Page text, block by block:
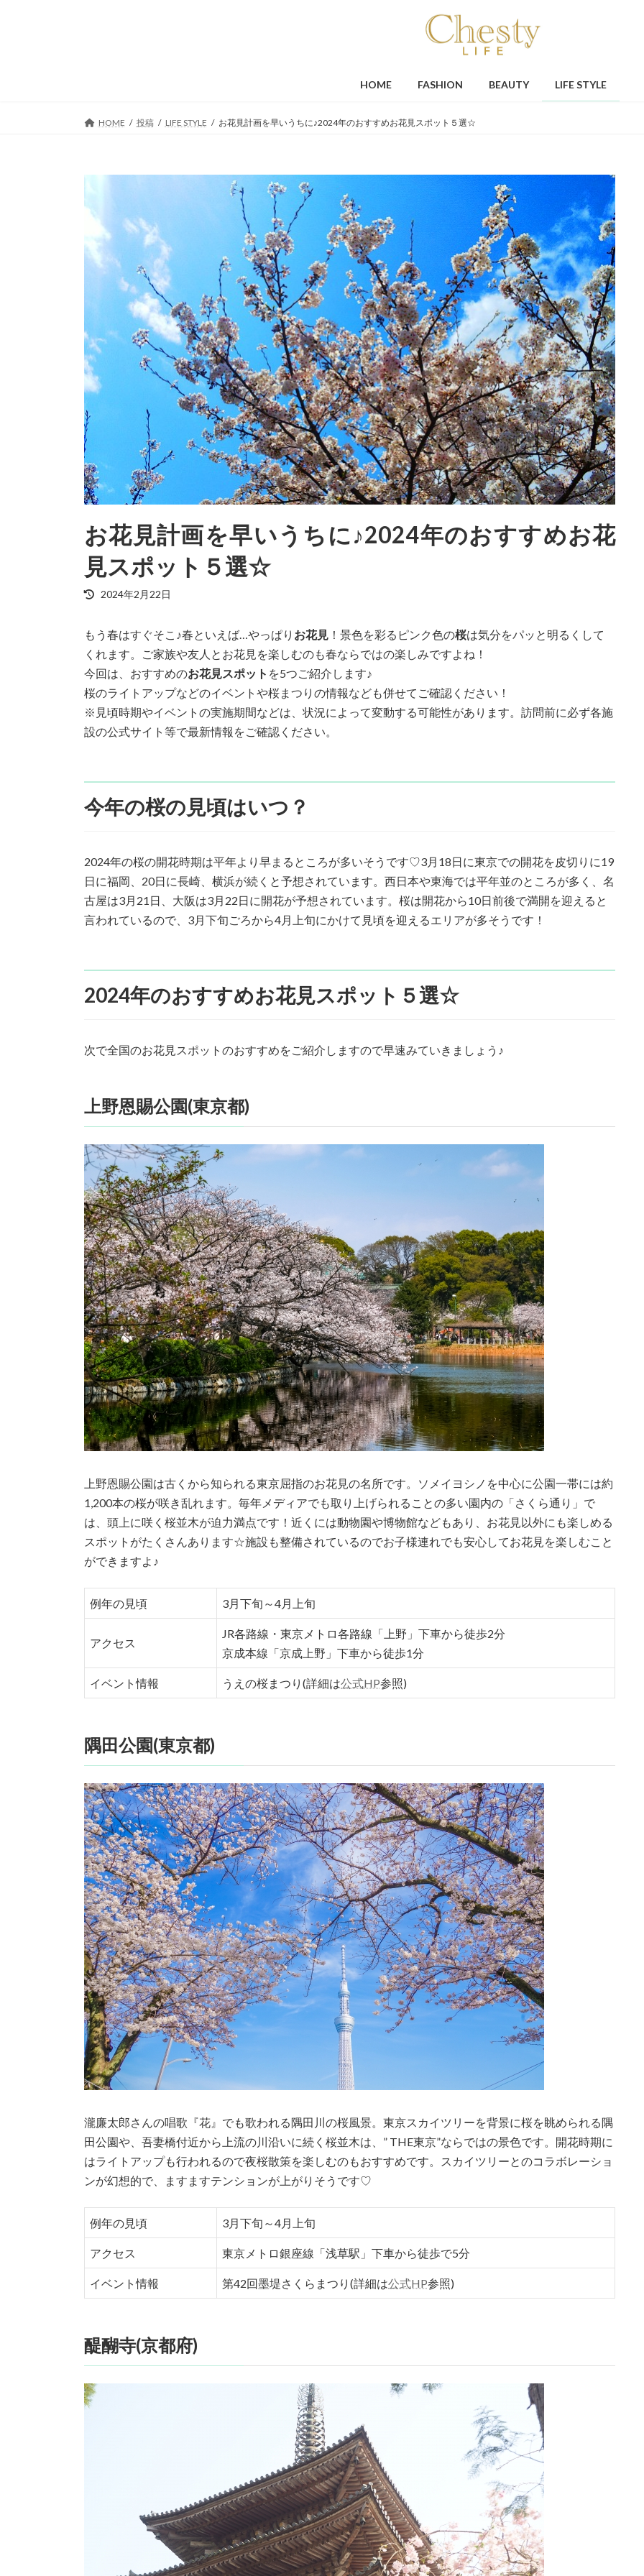
HOME FASHION BEAUTY LIFE STYLE
HOME 投稿 LIFE STYLE お花見計画を早いうちに♪2024年のおすすめお花見スポット５選☆
お花見計画を早いうちに♪2024年のおすすめお花
見スポット５選☆
最
新
日
時
:
2024年2月22日
もう春はすぐそこ♪春といえば…やっぱり お花見 ！景色を彩るピンク色の桜は気分をパッと明るくして
くれます。ご家族や友人とお花見を楽しむのも春ならではの楽しみですよね！
今回は、おすすめのお花見スポット を5つご紹介します♪
桜のライトアップなどのイベントや桜まつりの情報なども併せてご確認ください！
※見頃時期やイベントの実施期間などは、状況によって変動する可能性があります。訪問前に必ず各施
設の公式サイト等で最新情報をご確認ください。
今年の桜の見頃はいつ？
2024年の桜の開花時期は平年より早まるところが多いそうです♡3月18日に東京での開花を皮切りに19
日に福岡、20日に長崎、横浜が続くと予想されています。西日本や東海では平年並のところが多く、名
古屋は3月21日、大阪は3月22日に開花が予想されています。桜は開花から10日前後で満開を迎えると
言われているので、3月下旬ごろから4月上旬にかけて見頃を迎えるエリアが多そうです！
2024年のおすすめお花見スポット５選☆
次で全国のお花見スポットのおすすめをご紹介しますので早速みていきましょう♪
上野恩賜公園(東京都)
上野恩賜公園は古くから知られる東京屈指のお花見の名所です。ソメイヨシノを中心に公園一帯には約
1,200本の桜が咲き乱れます。毎年メディアでも取り上げられることの多い園内の「さくら通り」で
は、頭上に咲く桜並木が迫力満点です！近くには動物園や博物館などもあり、お花見以外にも楽しめる
スポットがたくさんあります☆施設も整備されているのでお子様連れでも安心してお花見を楽しむこと
ができますよ♪
例年の見頃 3月下旬～4月上旬
アクセス
JR各路線・東京メトロ各路線「上野」下車から徒歩2分
京成本線「京成上野」下車から徒歩1分
イベント情報 うえの桜まつり(詳細は公式HP参照)
隅田公園(東京都)
瀧廉太郎さんの唱歌『花』でも歌われる隅田川の桜風景。東京スカイツリーを背景に桜を眺められる隅
田公園や、吾妻橋付近から上流の川沿いに続く桜並木は、” THE東京”ならではの景色です。開花時期に
はライトアップも行われるので夜桜散策を楽しむのもおすすめです。スカイツリーとのコラボレーショ
ンが幻想的で、ますますテンションが上がりそうです♡
例年の見頃 3月下旬～4月上旬
アクセス 東京メトロ銀座線「浅草駅」下車から徒歩で5分
イベント情報 第42回墨堤さくらまつり(詳細は公式HP参照)
醍醐寺(京都府)